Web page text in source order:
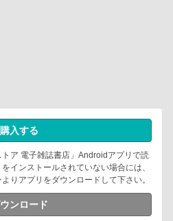
購入する
ア 電子雑誌書店」Androidアプリで読
インストールされていない場合には、
りアプリをダウンロードして下さい。
ンロード